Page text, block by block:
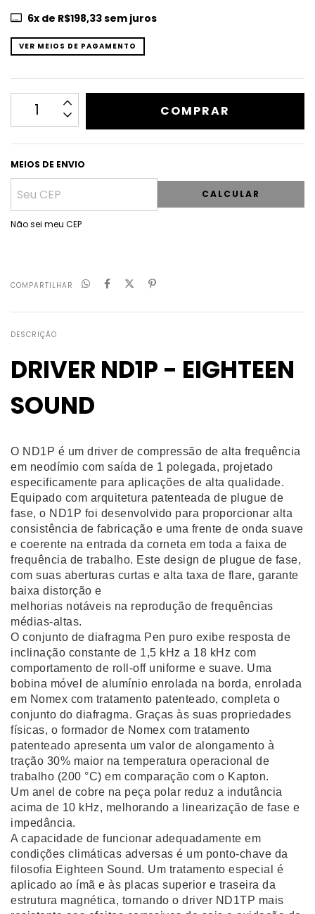
6x de R$198,33sem juros
VER MEIOS DE PAGAMENTO
MEIOS DE ENVIO
CALCULAR
Não sei meu CEP
COMPARTILHAR
DESCRIÇÃO
DRIVER ND1P - EIGHTEEN
SOUND
O ND1P é um driver de compressão de alta frequência
em neodímio com saída de 1 polegada, projetado
especificamente para aplicações de alta qualidade.
Equipado com arquitetura patenteada de plugue de
fase, o ND1P foi desenvolvido para proporcionar alta
consistência de fabricação e uma frente de onda suave
e coerente na entrada da corneta em toda a faixa de
frequência de trabalho. Este design de plugue de fase,
com suas aberturas curtas e alta taxa de flare, garante
baixa distorção e
melhorias notáveis na reprodução de frequências
médias-altas.
O conjunto de diafragma Pen puro exibe resposta de
inclinação constante de 1,5 kHz a 18 kHz com
comportamento de roll-off uniforme e suave. Uma
bobina móvel de alumínio enrolada na borda, enrolada
em Nomex com tratamento patenteado, completa o
conjunto do diafragma. Graças às suas propriedades
físicas, o formador de Nomex com tratamento
patenteado apresenta um valor de alongamento à
tração 30% maior na temperatura operacional de
trabalho (200 °C) em comparação com o Kapton.
Um anel de cobre na peça polar reduz a indutância
acima de 10 kHz, melhorando a linearização de fase e
impedância.
A capacidade de funcionar adequadamente em
condições climáticas adversas é um ponto-chave da
filosofia Eighteen Sound. Um tratamento especial é
aplicado ao ímã e às placas superior e traseira da
estrutura magnética, tornando o driver ND1TP mais